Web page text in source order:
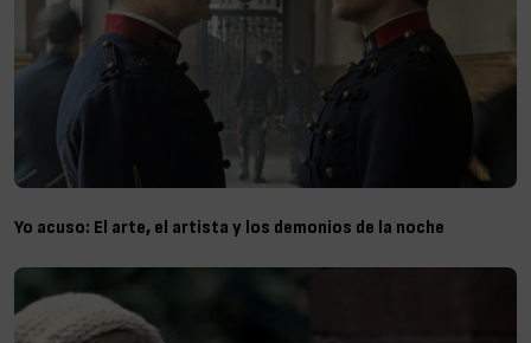
Yo acuso: El arte, el artista y los demonios de la noche